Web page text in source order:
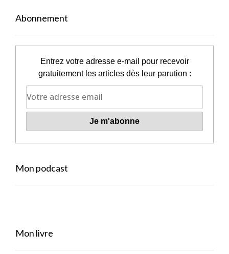
Abonnement
Entrez votre adresse e-mail pour recevoir
gratuitement les articles dès leur parution :
Mon podcast
Mon livre